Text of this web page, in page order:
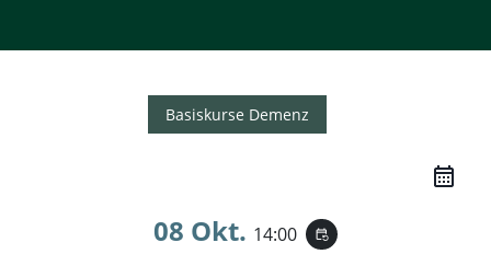
Basiskurse Demenz
08 Okt. 14:00 event_repeat